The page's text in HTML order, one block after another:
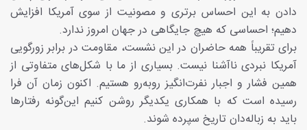
دادن به این احساس برتری و مصونیت از سوی آمریکا افزایش
دهیم؛ احساسی که هیچ جایگاهی در جهان امروز ندارد.
برای تقریباً همه حاضران در این نشست، مقاومت در برابر زورگویی
آمریکا نبردی ناآشنا نیست. بسیاری از ما با شکل‌های متفاوتی از
همین فشار و اجبار نفرت‌انگیز روبه‌رو هستیم. اکنون زمان آن فرا
رسیده است که با همکاری یکدیگر روشن کنیم این‌گونه رفتارها
باید به زباله‌دان تاریخ سپرده شوند.